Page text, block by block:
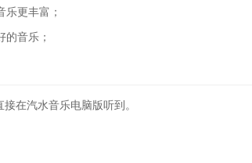
更丰富；
音乐；
在汽水音乐电脑版听到。